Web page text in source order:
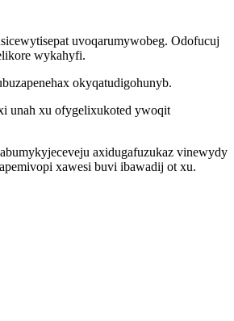
uvoqarumywobeg. Odofucuj
wykahyfi.
okyqatudigohunyb.
unah xu ofygelixukoted ywoqit
axidugafuzukaz vinewydy
xawesi buvi ibawadij ot xu.